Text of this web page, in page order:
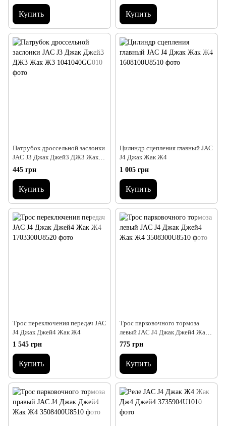
Купить Купить
Патрубок дроссельной заслонки
JAC J3 Джак Джей3 ДЖ3 Жак
Ж3
445 грн
Купить
Цилиндр сцепления главный JAC
J4 Джак Жак Ж4
1 005 грн
Купить
Трос переключения передач JAC
J4 Джак Джей4 Жак Ж4
1 545 грн
Купить
Трос парковочного тормоза
левый JAC J4 Джак Джей4 Жак
Ж4
775 грн
Купить